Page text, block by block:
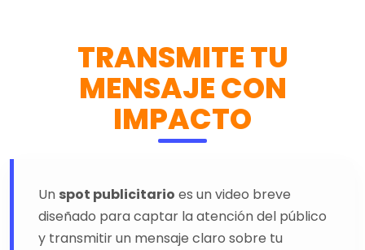
TRANSMITE TU
MENSAJE CON
IMPACTO
Un spot publicitario es un video breve
diseñado para captar la atención del público
y transmitir un mensaje claro sobre tu